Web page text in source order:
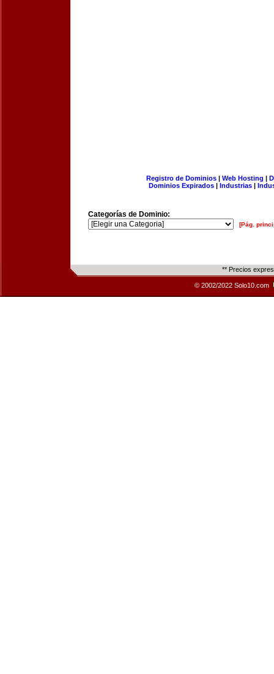
Registro de Dominios| Web Hosting |
Dominios Expirados | Industrias |
Categorías de Dominio:
[Pág.
** Precios
© 2002/2022 Solo10.com